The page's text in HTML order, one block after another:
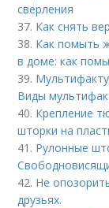
сверления
37. Как снять
38. Как помыть
в доме: как
39.
Виды
40. Крепление
шторки на
41. Рулонные
42. Не
друзьях.